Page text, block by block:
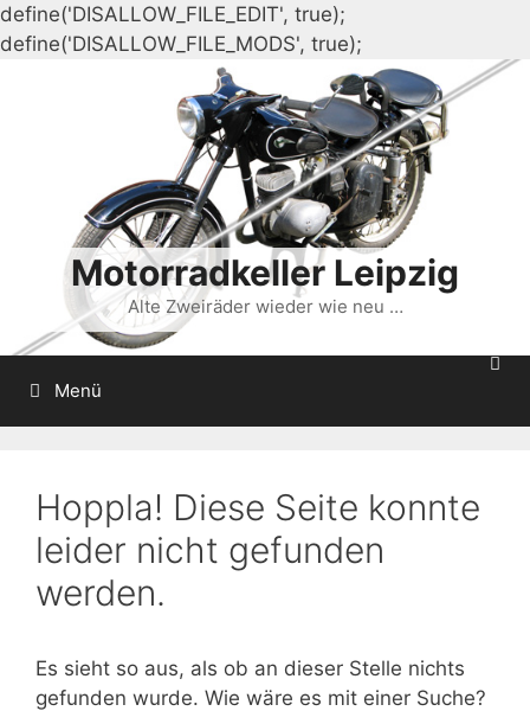
define('DISALLOW_FILE_EDIT', true);
define('DISALLOW_FILE_MODS', true);
Inhalt
springen
Motorradkeller Leipzig
Alte Zweiräder wieder wie neu …
Menü
Hoppla! Diese Seite konnte
leider nicht gefunden
werden.
Es sieht so aus, als ob an dieser Stelle nichts
gefunden wurde. Wie wäre es mit einer Suche?